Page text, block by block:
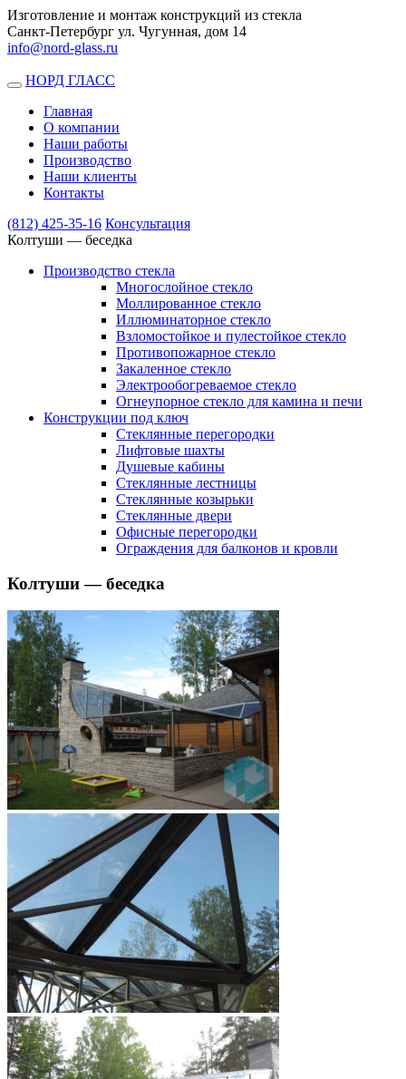
Изготовление и монтаж конструкций из стекла
Санкт-Петербург ул. Чугунная, дом 14
info@nord-glass.ru
Toggle
navigation
НОРД ГЛАСС
Главная
О компании
Наши работы
Производство
Наши клиенты
Контакты
(812) 425-35-16 Консультация
Колтуши — беседка
Производство стекла
Многослойное стекло
Моллированное стекло
Иллюминаторное стекло
Взломостойкое и пулестойкое стекло
Противопожарное стекло
Закаленное стекло
Электрообогреваемое стекло
Огнеупорное стекло для камина и печи
Конструкции под ключ
Стеклянные перегородки
Лифтовые шахты
Душевые кабины
Cтеклянные лестницы
Cтеклянные козырьки
Cтеклянные двери
Офисные перегородки
Ограждения для балконов и кровли
Колтуши — беседка